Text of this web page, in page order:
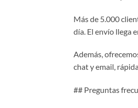
Más de 5.000
día. El envío llega
Además,
chat y email,
## Preguntas